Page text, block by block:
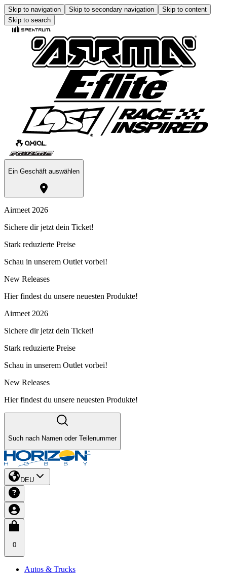
Skip to navigation Skip to secondary navigation
Skip to content
Skip to search
Ein Geschäft auswählen
Airmeet 2026
Sichere dir jetzt dein Ticket!
Stark reduzierte Preise
Schau in unserem Outlet vorbei!
New Releases
Hier findest du unsere neuesten Produkte!
Airmeet 2026
Sichere dir jetzt dein Ticket!
Stark reduzierte Preise
Schau in unserem Outlet vorbei!
New Releases
Hier findest du unsere neuesten Produkte!
Such nach Namen oder Teilenummer
DEU
0
Autos & Trucks